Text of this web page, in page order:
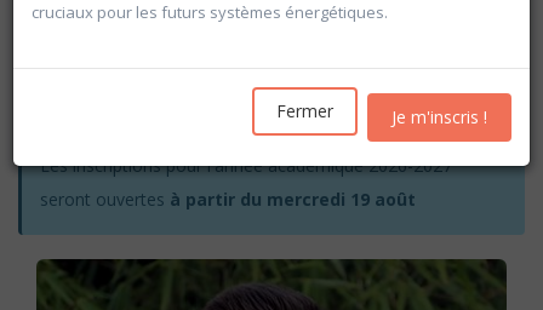
Vider les filtres
Les inscriptions pour l'année académique 2026-2027
seront ouvertes à partir du mercredi 19 août
cruciaux pour les futurs systèmes énergétiques.
Fermer Je m'inscris !